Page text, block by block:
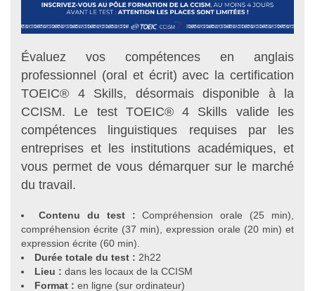
Évaluez vos compétences en anglais
professionnel (oral et écrit) avec la certification
TOEIC® 4 Skills, désormais disponible à la
CCISM. Le test TOEIC® 4 Skills valide les
compétences linguistiques requises par les
entreprises et les institutions académiques, et
vous permet de vous démarquer sur le marché
du travail.
Contenu du test : Compréhension orale (25 min),
compréhension écrite (37 min), expression orale (20 min) et
expression écrite (60 min).
Durée totale du test : 2h22
Lieu : dans les locaux de la CCISM
Format : en ligne (sur ordinateur)